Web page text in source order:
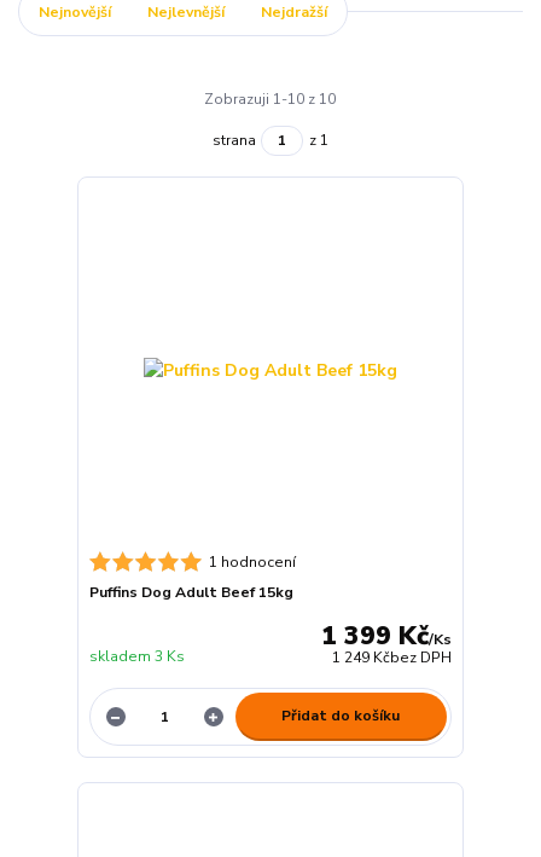
Nejnovější Nejlevnější Nejdražší
Zobrazuji 1-10 z 10
strana z 1
Puffins Dog Adult Beef 15kg
1 399 Kč/Ks
1 249 Kčbez DPH
skladem 3 Ks
1 hodnocení
Přidat do košíku